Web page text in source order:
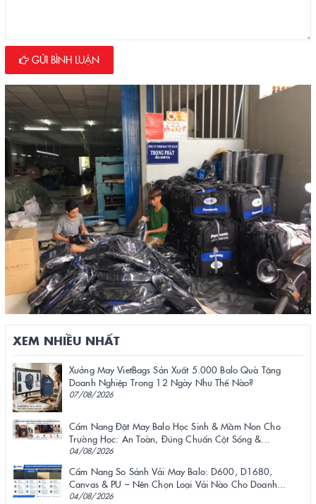
GỬI BÌNH LUẬN
XEM NHIỀU NHẤT
Xưởng May VietBags Sản Xuất 5.000 Balo Quà Tặng
Doanh Nghiệp Trong 12 Ngày Như Thế Nào?
07/08/2026
Cẩm Nang Đặt May Balo Học Sinh & Mầm Non Cho
Trường Học: An Toàn, Đúng Chuẩn Cột Sống &...
04/08/2026
Cẩm Nang So Sánh Vải May Balo: D600, D1680,
Canvas & PU – Nên Chọn Loại Vải Nào Cho Doanh...
04/08/2026